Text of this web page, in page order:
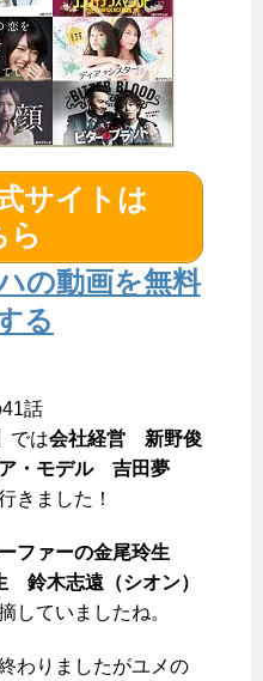
サイトは
ら
の動画を無料
る
話
では会社経営 新野俊
・モデル 吉田夢
きました！
ファーの金尾玲生
鈴木志遠（シオン）
していましたね。
わりましたがユメの